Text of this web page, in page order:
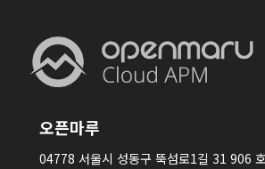
오픈마루
04778 서울시 성동구 뚝섬로1길 31 906